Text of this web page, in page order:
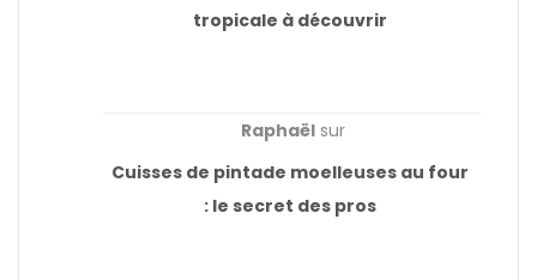
tropicale à découvrir
Raphaëlsur
Cuisses de pintade moelleuses au four
: le secret des pros